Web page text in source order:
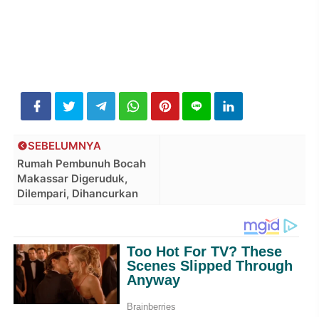
SEBELUMNYA
Rumah Pembunuh Bocah
Makassar Digeruduk,
Dilempari, Dihancurkan